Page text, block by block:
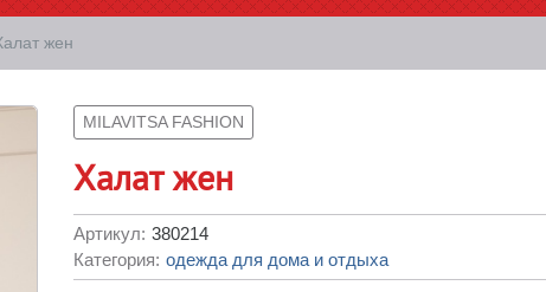
жен
MILAVITSA FASHION
Халат жен
Артикул: 380214
Категория: одежда для дома и отдыха